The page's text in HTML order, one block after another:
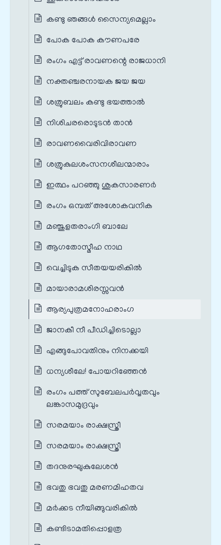
കണ്ടു ഞങ്ങൾ സൈന്യമെല്ലാം
പോക പോക കൗണപരേ
രംഗം എട്ട് രാവണന്റെ രാജധാനി
നക്തഞ്ചരനായക ജയ ജയ
ശത്രുബലം കണ്ടു ഭയത്താൽ
നിശിചരരൊടുടൻ താൻ
രാവണവൈരിവിരാവണ
ശത്രുകുലശംസനശീലന്മാരാം
ഇത്ഥം പറഞ്ഞു ശുകസാരണർ
രംഗം ഒമ്പത് അശോകവനിക
മഞ്ജുളതരാംഗി ബാലേ
ആഗതോസ്മീഹ നാഥ
വെച്ചിടുക സീതയയരികിൽ
മായാരാമശിരസ്സവൻ
ആര്യപുത്രമനോഹരാംഗ
ജാനകീ നീ പീഡിച്ചിടൊല്ലാ
എങ്ങുപോവതിനും നിനക്കയി
ധന്യശീലേ! പോയറിഞ്ഞേൻ
രംഗം പത്ത് സുബേലപർവ്വതവും
ലങ്കാസമുദ്രവും
സരമയാം രാക്ഷസ്ത്രീ
സരമയാം രാക്ഷസ്ത്രീ
തദനുരഘുകുലേശൻ
ഭവതു ഭവതു മരണമിഹതവ
മർക്കട നീയിങ്ങുവരികിൽ
കണ്ടിടാമതിപ്പൊളത്ര